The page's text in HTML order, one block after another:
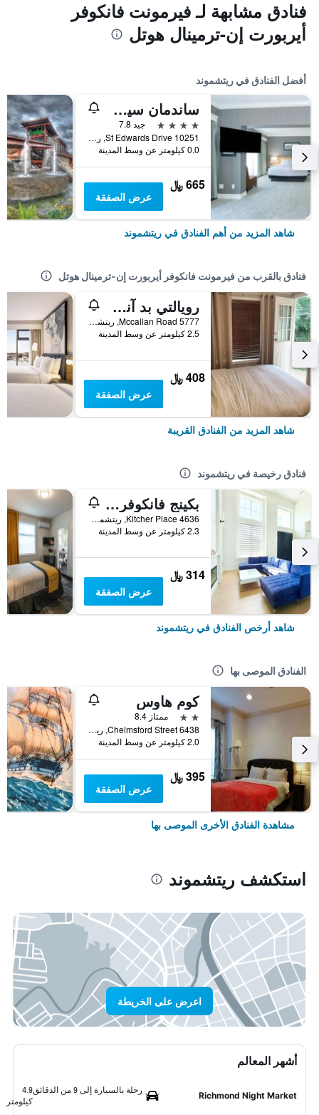
فنادق مشابهة لـ فيرمونت فانكوفر
أيربورت إن-ترمينال هوتل
أفضل الفنادق في ريتشموند
ساندمان سيجنيتشار فانكوفر إيبربورت هوتل آند ريزورت
4 نجوم
جيد 7.8
10251 St Edwards Drive, ريتشموند, BC, كندا
0.0 كيلومتر عن وسط المدينة
665 ﷼
عرض الصفقة
شاهد المزيد من أهم الفنادق في ريتشموند
فنادق بالقرب من فيرمونت فانكوفر أيربورت إن-ترمينال هوتل
رويالتي بد آند بريكفاست
5777 Mccallan Road, ريتشموند, BC, كندا
2.5 كيلومتر عن وسط المدينة
408 ﷼
عرض الصفقة
شاهد المزيد من الفنادق القريبة
فنادق رخيصة في ريتشموند
بكينج فانكوفر هوم ستاي
4636 Kitcher Place, ريتشموند, BC, كندا
2.3 كيلومتر عن وسط المدينة
314 ﷼
عرض الصفقة
شاهد أرخص الفنادق في ريتشموند
الفنادق الموصى بها
كوم هاوس
2 نجمتين
ممتاز 8.4
6438 Chelmsford Street, ريتشموند, BC, كندا
2.0 كيلومتر عن وسط المدينة
395 ﷼
عرض الصفقة
مشاهدة الفنادق الأخرى الموصى بها
استكشف ريتشموند
اعرض على الخريطة
أشهر المعالم
Richmond Night Market
رحلة بالسيارة إلى 9 من الدقائق
4.9
كيلومتر